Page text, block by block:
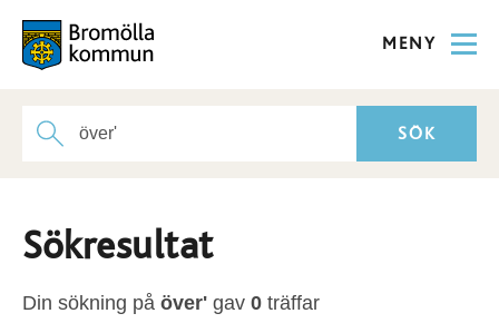
MENY
Sökresultat
Din sökning på över' gav 0 träffar